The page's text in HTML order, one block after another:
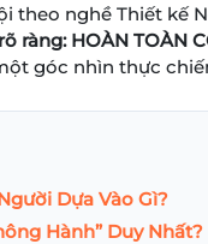
theo nghề Thiết kế
ràng: HOÀN TOÀN
góc nhìn thực
Dựa Vào Gì?
Hành” Duy Nhất?